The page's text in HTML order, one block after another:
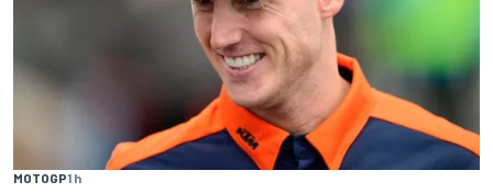
MOTOGP1 h